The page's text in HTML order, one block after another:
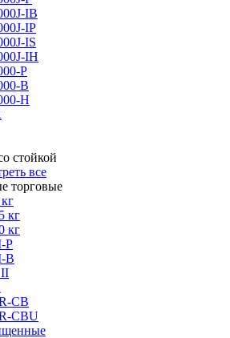
IB
IP
IS
IH
P
B
H
стойкой
все
торговые
кг
кг
P
B
CB
CBU